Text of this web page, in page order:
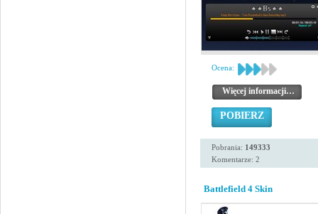
Ocena:
Więcej informacji…
POBIERZ
Pobrania: 149333
Komentarze: 2
Battlefield 4 Skin